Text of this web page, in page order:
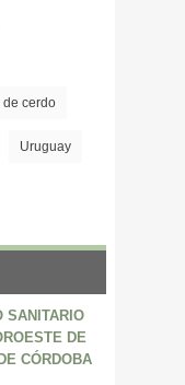
de cerdo
Uruguay
SANITARIO
DE
CÓRDOBA